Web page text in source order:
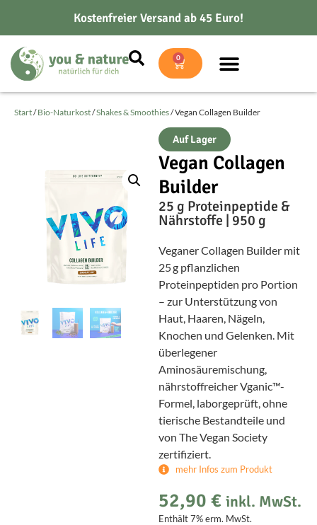
Kostenfreier Versand ab 45 Euro!
0
Start/Bio-Naturkost/Shakes & Smoothies/ Vegan Collagen Builder
Auf Lager
Vegan Collagen
Builder
25 g Proteinpeptide &
Nährstoffe | 950 g
Veganer Collagen Builder mit
25 g pflanzlichen
Proteinpeptiden pro Portion
– zur Unterstützung von
Haut, Haaren, Nägeln,
Knochen und Gelenken. Mit
überlegener
Aminosäuremischung,
nährstoffreicher Vganic™-
Formel, laborgeprüft, ohne
tierische Bestandteile und
von The Vegan Society
zertifiziert.
mehr Infos zum Produkt
52,90 € inkl. MwSt.
Enthält 7% erm. MwSt.